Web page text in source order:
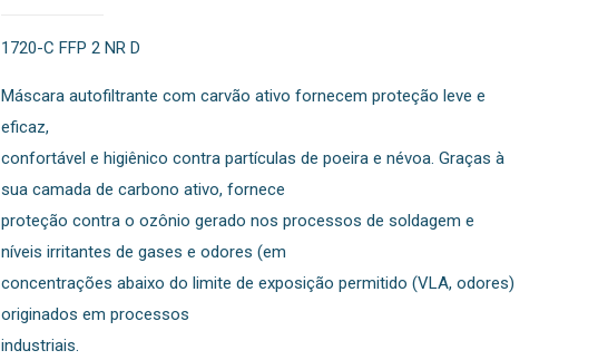
1720-C FFP 2 NR D
Máscara autofiltrante com carvão ativo fornecem proteção leve e
eficaz,
confortável e higiênico contra partículas de poeira e névoa. Graças à
sua camada de carbono ativo, fornece
proteção contra o ozônio gerado nos processos de soldagem e
níveis irritantes de gases e odores (em
concentrações abaixo do limite de exposição permitido (VLA, odores)
originados em processos
industriais.